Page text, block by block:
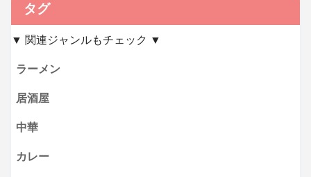
タグ
▼ 関連ジャンルもチェック ▼
ラーメン
居酒屋
中華
カレー